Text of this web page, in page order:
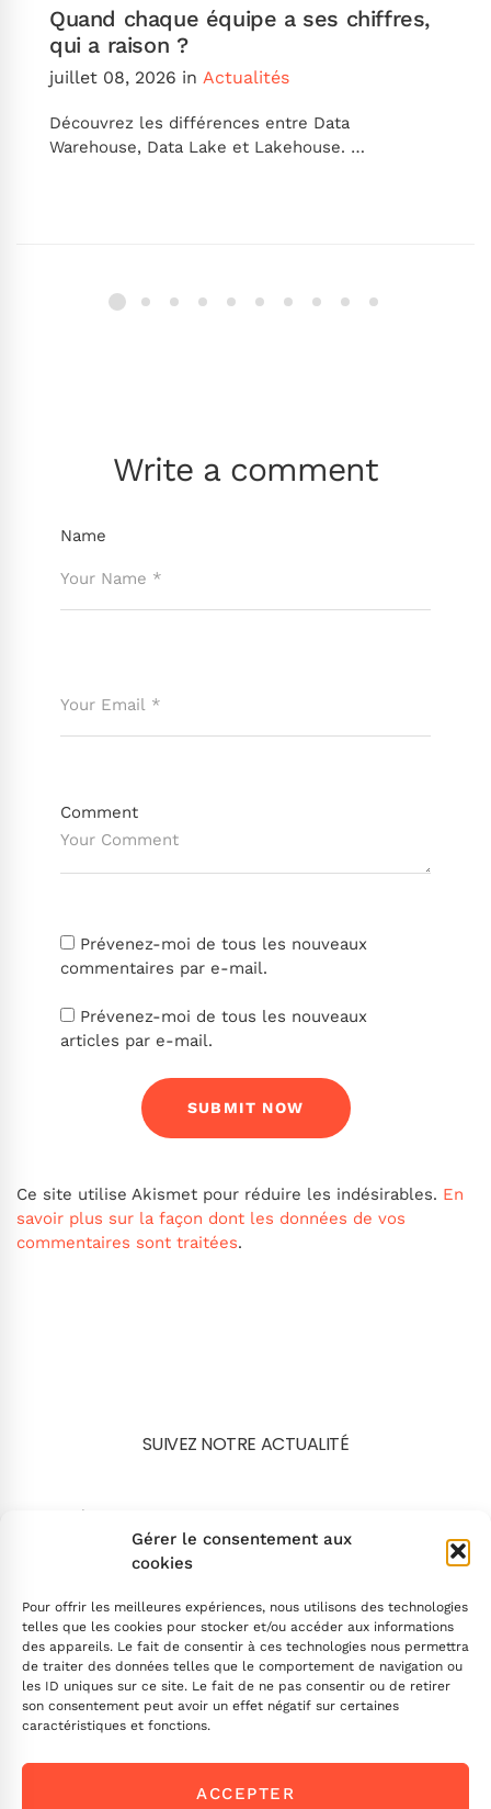
Gérer le consentement aux
cookies
Pour offrir les meilleures expériences, nous utilisons des technologies
telles que les cookies pour stocker et/ou accéder aux informations
des appareils. Le fait de consentir à ces technologies nous permettra
de traiter des données telles que le comportement de navigation ou
les ID uniques sur ce site. Le fait de ne pas consentir ou de retirer
son consentement peut avoir un effet négatif sur certaines
caractéristiques et fonctions.
ACCEPTER
Quand chaque équipe a ses chiffres,
qui a raison ?
juillet 08, 2026 in Actualités
Découvrez les différences entre Data
Warehouse, Data Lake et Lakehouse. …
Write a comment
Name
Comment
Prévenez-moi de tous les nouveaux
commentaires par e-mail.
Prévenez-moi de tous les nouveaux
articles par e-mail.
Ce site utilise Akismet pour réduire les indésirables. En
savoir plus sur la façon dont les données de vos
commentaires sont traitées.
SUIVEZ NOTRE ACTUALITÉ
Search
INSCRIVEZ-VOUS
Envoyez-nous un message